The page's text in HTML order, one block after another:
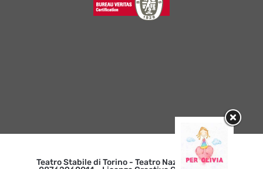
Teatro Stabile di Torino - Teatro Nazionale | p. iva